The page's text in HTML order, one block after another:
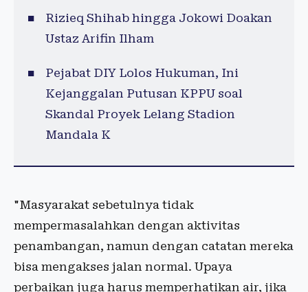
Rizieq Shihab hingga Jokowi Doakan
Ustaz Arifin Ilham
Pejabat DIY Lolos Hukuman, Ini
Kejanggalan Putusan KPPU soal
Skandal Proyek Lelang Stadion
Mandala K
"Masyarakat sebetulnya tidak
mempermasalahkan dengan aktivitas
penambangan, namun dengan catatan mereka
bisa mengakses jalan normal. Upaya
perbaikan juga harus memperhatikan air, jika